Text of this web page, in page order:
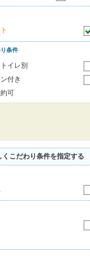
条件
イレ別
付き
可
くこだわり条件を指定する